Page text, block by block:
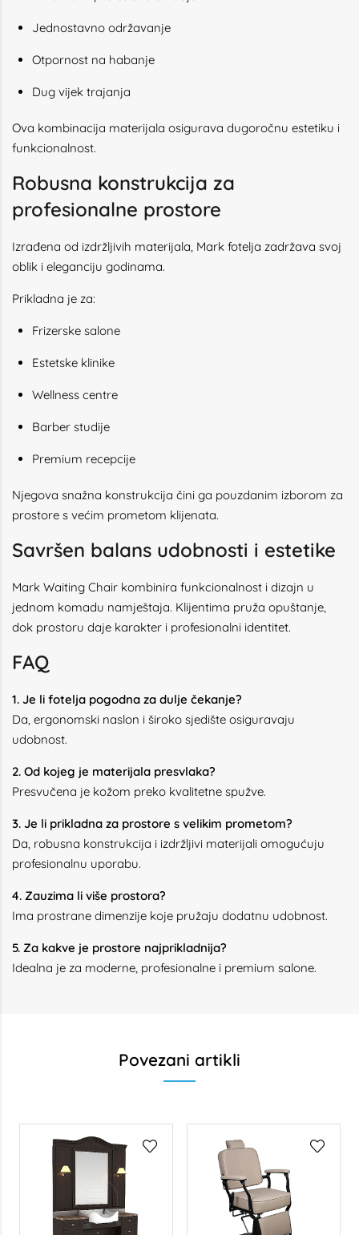
Jednostavno održavanje
Otpornost na habanje
Dug vijek trajanja
Ova kombinacija materijala osigurava dugoročnu estetiku i
funkcionalnost.
Robusna konstrukcija za
profesionalne prostore
Izrađena od izdržljivih materijala, Mark fotelja zadržava svoj
oblik i eleganciju godinama.
Prikladna je za:
Frizerske salone
Estetske klinike
Wellness centre
Barber studije
Premium recepcije
Njegova snažna konstrukcija čini ga pouzdanim izborom za
prostore s većim prometom klijenata.
Savršen balans udobnosti i estetike
Mark Waiting Chair kombinira funkcionalnost i dizajn u
jednom komadu namještaja. Klijentima pruža opuštanje,
dok prostoru daje karakter i profesionalni identitet.
FAQ
1. Je li fotelja pogodna za dulje čekanje?
Da, ergonomski naslon i široko sjedište osiguravaju
udobnost.
2. Od kojeg je materijala presvlaka?
Presvučena je kožom preko kvalitetne spužve.
3. Je li prikladna za prostore s velikim prometom?
Da, robusna konstrukcija i izdržljivi materijali omogućuju
profesionalnu uporabu.
4. Zauzima li više prostora?
Ima prostrane dimenzije koje pružaju dodatnu udobnost.
5. Za kakve je prostore najprikladnija?
Idealna je za moderne, profesionalne i premium salone.
Povezani artikli